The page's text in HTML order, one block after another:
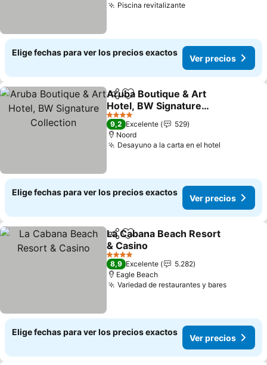
Piscina revitalizante
Elige fechas para ver los precios exactos
Ver precios
CompartirAgregar a favoritos
Aruba Boutique & Art
Hotel, BW Signature
Collection
4 Estrellas
9,2 Excelente
529
Noord
Desayuno a la carta en el hotel
Elige fechas para ver los precios exactos
Ver precios
CompartirAgregar a favoritos
La Cabana Beach Resort
& Casino
4 Estrellas
8,9 Excelente
5.282
Eagle Beach
Variedad de restaurantes y bares
Elige fechas para ver los precios exactos
Ver precios